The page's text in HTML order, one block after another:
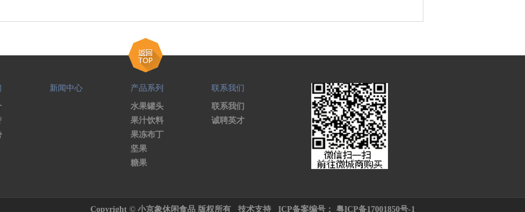
新闻中心 产品系列
水果罐头
果汁饮料
果冻布丁
坚果
糖果
联系我们
联系我们
诚聘英才
Copyright © 小京象休闲食品 版权所有 技术支持 ICP备案编号： 粤ICP备17001850号-1